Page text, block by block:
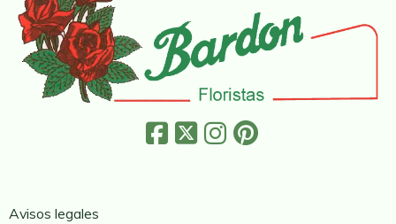
Avisos legales